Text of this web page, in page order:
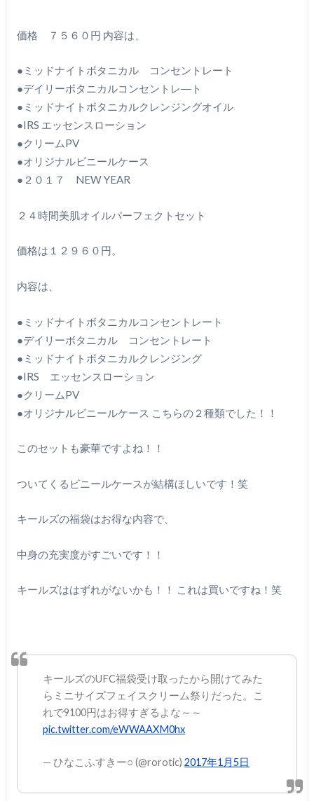
価格 ７５６０円 内容は、
●ミッドナイトボタニカル コンセントレート
●デイリーボタニカルコンセントレ―ト
●ミッドナイトボタニカルクレンジングオイル
●IRS エッセンスローション
●クリームPV
●オリジナルビニールケース
●２０１７ NEW YEAR
２４時間美肌オイルパーフェクトセット
価格は１２９６０円。
内容は、
●ミッドナイトボタニカルコンセントレート
●デイリーボタニカル コンセントレート
●ミッドナイトボタニカルクレンジング
●IRS エッセンスローション
●クリームPV
●オリジナルビニールケース こちらの２種類でした！！
このセットも豪華ですよね！！
ついてくるビニールケースが結構ほしいです！笑
キールズの福袋はお得な内容で、
中身の充実度がすごいです！！
キールズははずれがないかも！！ これは買いですね！笑
キールズのUFC福袋受け取ったから開けてみた
らミニサイズフェイスクリーム祭りだった。こ
れで9100円はお得すぎるよな～～
pic.twitter.com/eWWAAXM0hx
— ひなこふすきー○ (@rorotic)2017年1月5日